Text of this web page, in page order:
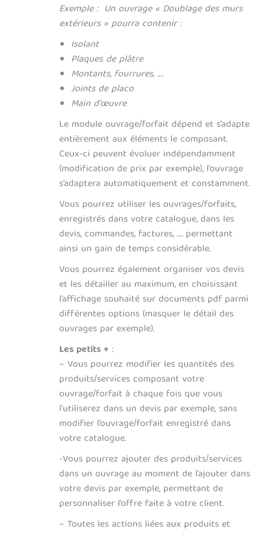
Exemple : Un ouvrage « Doublage des murs
extérieurs » pourra contenir :
Isolant
Plaques de plâtre
Montants, fourrures, ….
Joints de placo
Main d’œuvre
Le module ouvrage/forfait dépend et s’adapte
entièrement aux éléments le composant.
Ceux-ci peuvent évoluer indépendamment
(modification de prix par exemple), l’ouvrage
s’adaptera automatiquement et constamment.
Vous pourrez utiliser les ouvrages/forfaits,
enregistrés dans votre catalogue, dans les
devis, commandes, factures, …. permettant
ainsi un gain de temps considérable.
Vous pourrez également organiser vos devis
et les détailler au maximum, en choisissant
l’affichage souhaité sur documents pdf parmi
différentes options (masquer le détail des
ouvrages par exemple).
Les petits + :
– Vous pourrez modifier les quantités des
produits/services composant votre
ouvrage/forfait à chaque fois que vous
l’utiliserez dans un devis par exemple, sans
modifier l’ouvrage/forfait enregistré dans
votre catalogue.
-Vous pourrez ajouter des produits/services
dans un ouvrage au moment de l’ajouter dans
votre devis par exemple, permettant de
personnaliser l’offre faite à votre client.
– Toutes les actions liées aux produits et